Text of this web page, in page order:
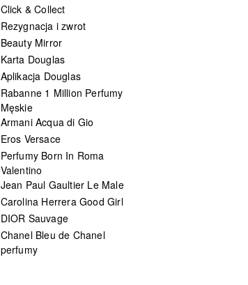
Click & Collect
Rezygnacja i zwrot
Beauty Mirror
Karta Douglas
Aplikacja Douglas
Rabanne 1 Million Perfumy
Męskie
Armani Acqua di Gio
Eros Versace
Perfumy Born In Roma
Valentino
Jean Paul Gaultier Le Male
Carolina Herrera Good Girl
DIOR Sauvage
Chanel Bleu de Chanel
perfumy